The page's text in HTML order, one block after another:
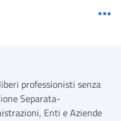
professionisti senza
Separata-
Enti e Aziende